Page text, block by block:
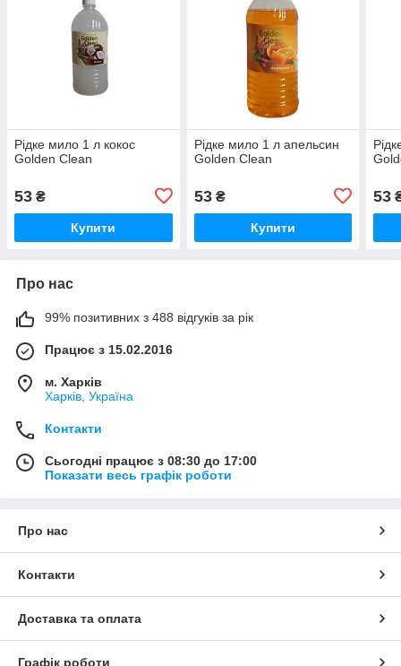
Рідке мило 1 л кокос
Golden Clean
53 ₴
Купити
Рідке мило 1 л апельсин
Golden Clean
53₴
Купити
53
Про нас
99% позитивних з 488 відгуків за рік
Працює з 15.02.2016
м. Харків
Харків, Україна
Контакти
Сьогодні працює з 08:30 до 17:00
Показати весь графік роботи
Про нас
Контакти
Доставка та оплата
Графік роботи